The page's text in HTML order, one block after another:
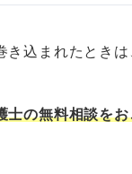
きる窓口
込まれたとき
の無料相談を